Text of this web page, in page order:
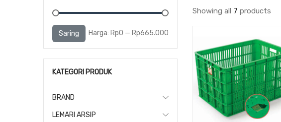
Showing all 7 products
terendah
tertinggi
Saring Harga: Rp0 — Rp665.000
KATEGORI PRODUK
BRAND
LEMARI ARSIP